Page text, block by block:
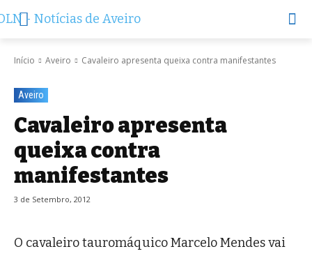
Início Aveiro Cavaleiro apresenta queixa contra manifestantes
Aveiro
Cavaleiro apresenta
queixa contra
manifestantes
3 de Setembro, 2012
O cavaleiro tauromáquico Marcelo Mendes vai